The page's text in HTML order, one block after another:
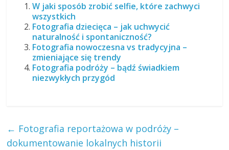
W jaki sposób zrobić selfie, które zachwyci
wszystkich
Fotografia dziecięca – jak uchwycić
naturalność i spontaniczność?
Fotografia nowoczesna vs tradycyjna –
zmieniające się trendy
Fotografia podróży – bądź świadkiem
niezwykłych przygód
← Fotografia reportażowa w podróży –
dokumentowanie lokalnych historii